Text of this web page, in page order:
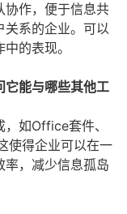
协作，便于信息共
关系的企业。可以
的表现。
它能与哪些其他工
如Office套件、
使得企业可以在一
率，减少信息孤岛